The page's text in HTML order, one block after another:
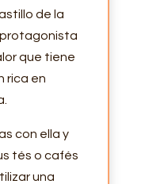
de la
protagonista
que tiene
rica en
con ella y
tés o cafés
una